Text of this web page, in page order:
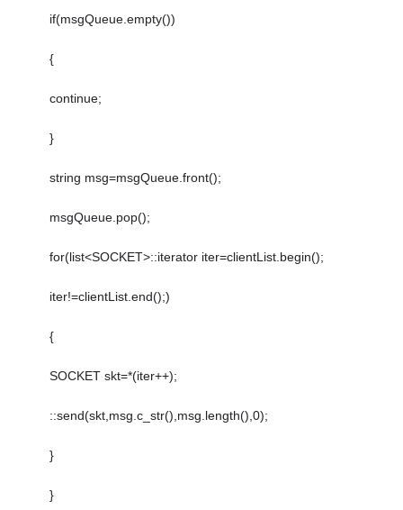
if(msgQueue.empty())
{
continue;
}
string msg=msgQueue.front();
msgQueue.pop();
for(list<SOCKET>::iterator iter=clientList.begin();
iter!=clientList.end();)
{
SOCKET skt=*(iter++);
::send(skt,msg.c_str(),msg.length(),0);
}
}